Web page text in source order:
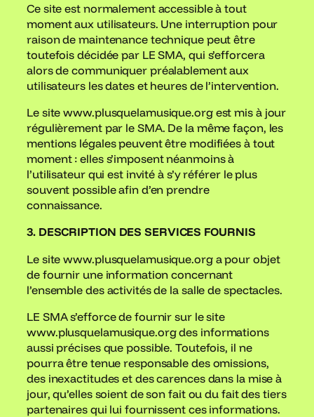
Ce site est normalement accessible à tout
moment aux utilisateurs. Une interruption pour
raison de maintenance technique peut être
toutefois décidée par LE SMA, qui s’efforcera
alors de communiquer préalablement aux
utilisateurs les dates et heures de l’intervention.
Le site www.plusquelamusique.org est mis à jour
régulièrement par le SMA. De la même façon, les
mentions légales peuvent être modifiées à tout
moment : elles s’imposent néanmoins à
l’utilisateur qui est invité à s’y référer le plus
souvent possible afin d’en prendre
connaissance.
3. DESCRIPTION DES SERVICES FOURNIS
Le site www.plusquelamusique.org a pour objet
de fournir une information concernant
l’ensemble des activités de la salle de spectacles.
LE SMA s’efforce de fournir sur le site
www.plusquelamusique.org des informations
aussi précises que possible. Toutefois, il ne
pourra être tenue responsable des omissions,
des inexactitudes et des carences dans la mise à
jour, qu’elles soient de son fait ou du fait des tiers
partenaires qui lui fournissent ces informations.